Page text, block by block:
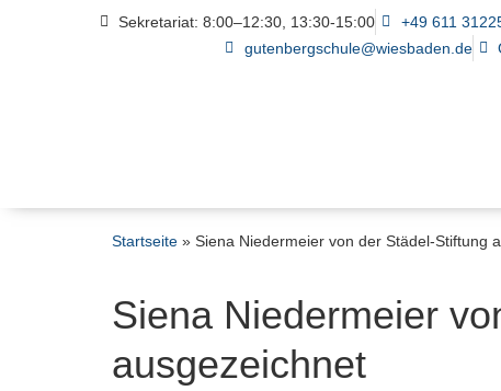
Sekretariat: 8:00–12:30, 13:30-15:00 +49 611
gutenbergschule@wiesbaden.de
Startseite » Siena Niedermeier von der Städel-Stiftung
Siena Niedermeier
ausgezeichnet